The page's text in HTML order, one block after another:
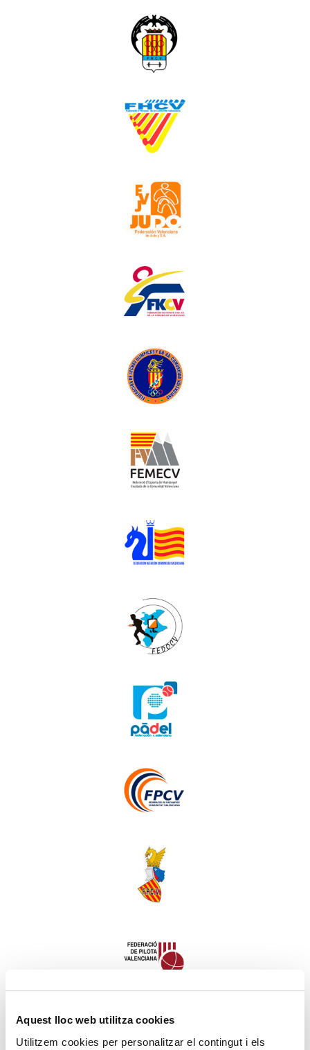
Aquest lloc web utilitza cookies
Utilitzem cookies per personalitzar el contingut i els
Halterofília
Hoquei
Judo
Karate
Lluites Olímpiques
Muntanya i escalada
Natació
Orientació
Pàdel
Patinatge
Pesca
Pilota valenciana
Piragüisme